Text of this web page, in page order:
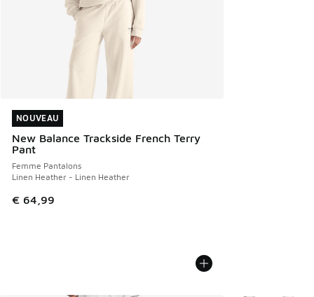
NOUVEAU
New Balance Trackside French Terry
Pant
Femme Pantalons
Linen Heather - Linen Heather
€ 64,99
NOUVEAU